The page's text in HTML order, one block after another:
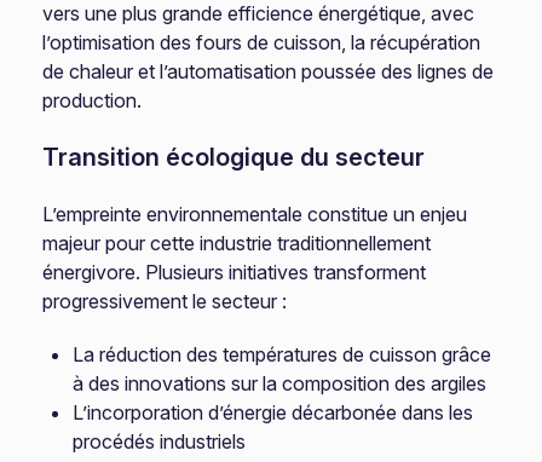
vers une plus grande efficience énergétique, avec
l’optimisation des fours de cuisson, la récupération
de chaleur et l’automatisation poussée des lignes de
production.
Transition écologique du secteur
L’empreinte environnementale constitue un enjeu
majeur pour cette industrie traditionnellement
énergivore. Plusieurs initiatives transforment
progressivement le secteur :
La réduction des températures de cuisson grâce
à des innovations sur la composition des argiles
L’incorporation d’énergie décarbonée dans les
procédés industriels